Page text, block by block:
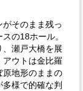
そのまま残っ
の18ホール。
瀬戸大橋を展
アウトは金比羅
原地形のままの
様で的確な判